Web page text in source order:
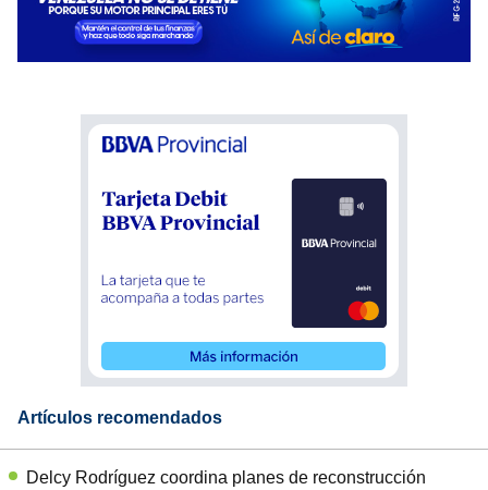
Artículos recomendados
Delcy Rodríguez coordina planes de reconstrucción